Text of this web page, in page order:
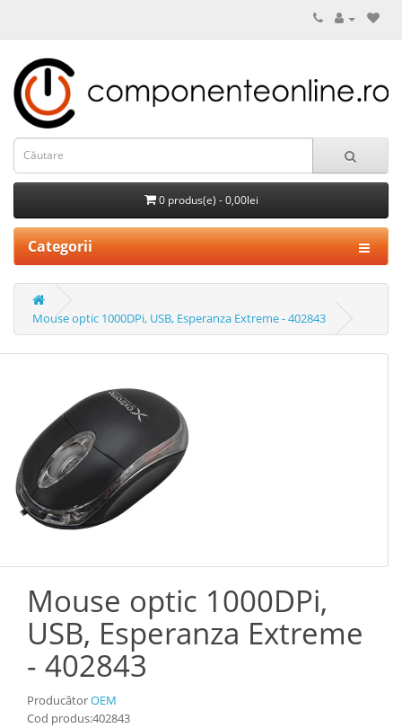
0 produs(e) - 0,00lei
Categorii
Mouse optic 1000DPi, USB, Esperanza Extreme - 402843
Mouse optic 1000DPi,
USB, Esperanza Extreme
- 402843
ProducătorOEM
Cod produs:402843